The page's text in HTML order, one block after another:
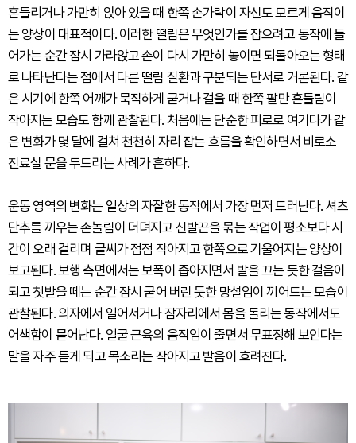
흔들리거나 가만히 앉아 있을 때 한쪽 손가락이 자신도 모르게 움직이
는 양상이 대표적이다. 이러한 떨림은 무엇인가를 잡으려고 동작에 들
어가는 순간 잠시 가라앉고 손이 다시 가만히 놓이면 되돌아오는 형태
로 나타난다는 점에서 다른 떨림 질환과 구분되는 단서로 거론된다. 같
은 시기에 한쪽 어깨가 묵직하게 굳거나 걸을 때 한쪽 팔만 흔들림이
작아지는 모습도 함께 관찰된다. 처음에는 단순한 피로로 여기다가 같
은 변화가 몇 달에 걸쳐 천천히 자리 잡는 흐름을 확인하면서 비로소
진료실 문을 두드리는 사례가 흔하다.
운동 영역의 변화는 일상의 자잘한 동작에서 가장 먼저 드러난다. 셔츠
단추를 끼우는 손놀림이 더뎌지고 신발끈을 묶는 작업이 평소보다 시
간이 오래 걸리며 글씨가 점점 작아지고 한쪽으로 기울어지는 양상이
보고된다. 보행 측면에서는 보폭이 좁아지면서 발을 끄는 듯한 걸음이
되고 첫발을 떼는 순간 잠시 굳어 버린 듯한 망설임이 끼어드는 모습이
관찰된다. 의자에서 일어서거나 잠자리에서 몸을 돌리는 동작에서도
어색함이 묻어난다. 얼굴 근육의 움직임이 줄면서 무표정해 보인다는
말을 자주 듣게 되고 목소리는 작아지고 발음이 흐려진다.